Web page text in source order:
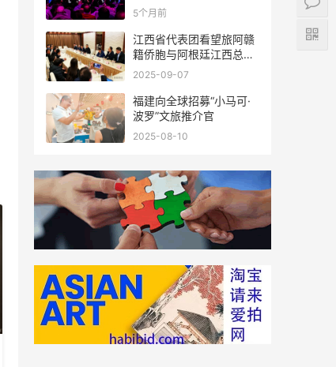
新春联谊活动成功举办
5个月前
江西省代表团看望旅阿赣
籍侨胞与阿根廷江西总商
会座谈
2025-09-07
福建向全球招募“小马可·
波罗”文旅推介官
2025-08-10